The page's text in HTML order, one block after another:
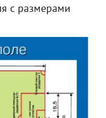
с размерами